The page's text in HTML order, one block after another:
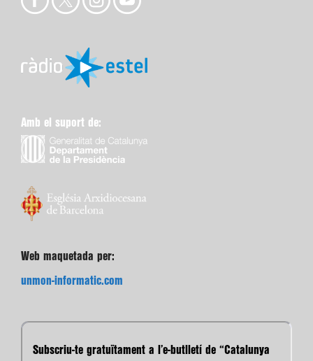
Amb el suport de:
Web maquetada per:
unmon-informatic.com
Subscriu-te gratuïtament a l’e-butlletí de “Catalunya